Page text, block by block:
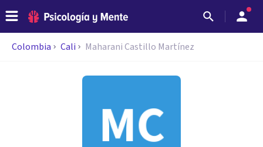
Colombia Cali Maharani Castillo Martínez